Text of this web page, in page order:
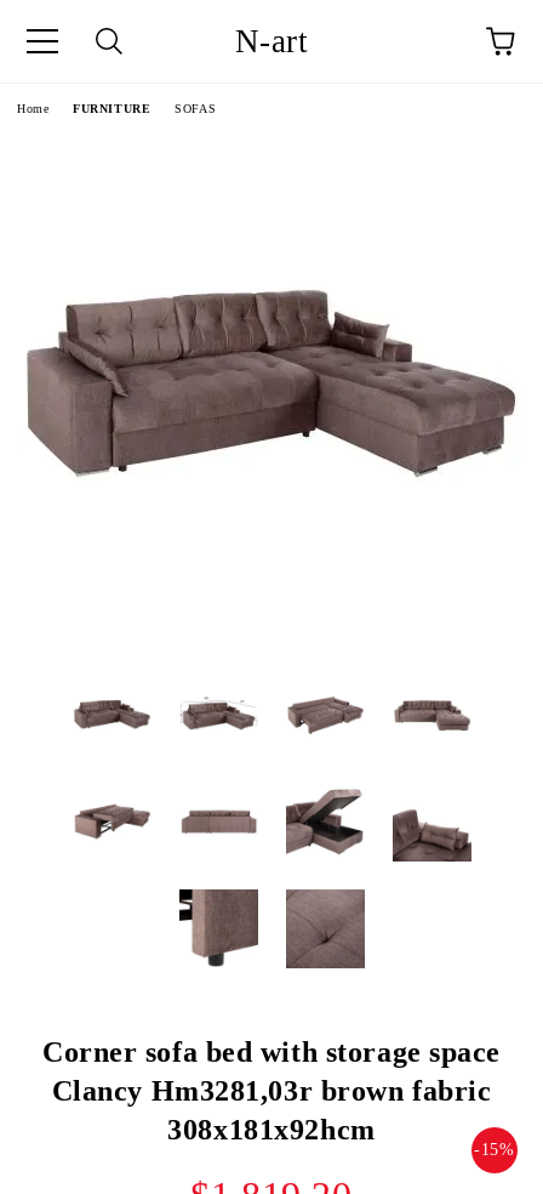
N-art
Home FURNITURE SOFAS
Corner sofa bed with storage space
Clancy Hm3281,03r brown fabric
308x181x92hcm
-15%